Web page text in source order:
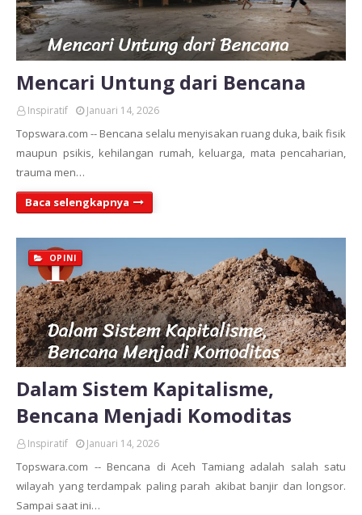
Mencari Untung dari Bencana
Inspiratif Januari 14, 2026
Topswara.com -- Bencana selalu menyisakan ruang duka, baik fisik
maupun psikis, kehilangan rumah, keluarga, mata pencaharian,
trauma men…
Baca selengkapnya
OPINI
Dalam Sistem Kapitalisme,
Bencana Menjadi Komoditas
Inspiratif Januari 14, 2026
Topswara.com -- Bencana di Aceh Tamiang adalah salah satu
wilayah yang terdampak paling parah akibat banjir dan longsor.
Sampai saat ini…